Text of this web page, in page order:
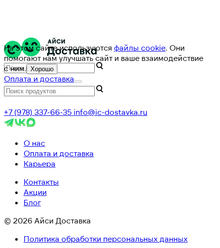
На этом сайте используются файлы cookie. Они
помогают нам улучшать сайт и ваше взаимодействие
с ним. Хорошо
Оплата и доставка
+7 (978) 337-66-35 info@ic-dostavka.ru
О нас
Оплата и доставка
Карьера
Контакты
Акции
Блог
© 2026 Айси Доставка
Политика обработки персональных данных